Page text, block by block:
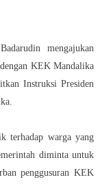
mengajukan
KEK Mandalika
Instruksi Presiden
terhadap warga yang
diminta untuk
penggusuran KEK